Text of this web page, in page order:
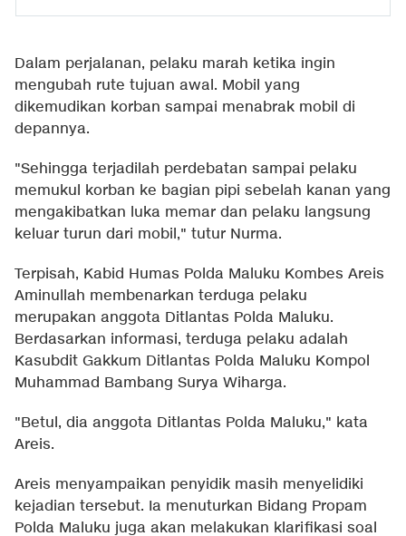
Dalam perjalanan, pelaku marah ketika ingin
mengubah rute tujuan awal. Mobil yang
dikemudikan korban sampai menabrak mobil di
depannya.
"Sehingga terjadilah perdebatan sampai pelaku
memukul korban ke bagian pipi sebelah kanan yang
mengakibatkan luka memar dan pelaku langsung
keluar turun dari mobil," tutur Nurma.
Terpisah, Kabid Humas Polda Maluku Kombes Areis
Aminullah membenarkan terduga pelaku
merupakan anggota Ditlantas Polda Maluku.
Berdasarkan informasi, terduga pelaku adalah
Kasubdit Gakkum Ditlantas Polda Maluku Kompol
Muhammad Bambang Surya Wiharga.
"Betul, dia anggota Ditlantas Polda Maluku," kata
Areis.
Areis menyampaikan penyidik masih menyelidiki
kejadian tersebut. Ia menuturkan Bidang Propam
Polda Maluku juga akan melakukan klarifikasi soal